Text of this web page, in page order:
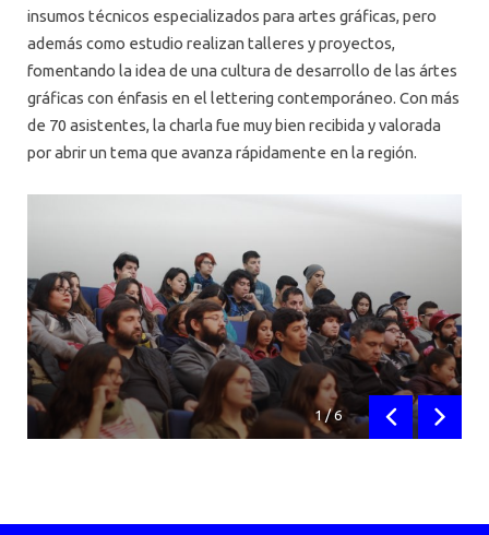
insumos técnicos especializados para artes gráficas, pero
además como estudio realizan talleres y proyectos,
fomentando la idea de una cultura de desarrollo de las ártes
gráficas con énfasis en el lettering contemporáneo. Con más
de 70 asistentes, la charla fue muy bien recibida y valorada
por abrir un tema que avanza rápidamente en la región.
1/6
Anterior